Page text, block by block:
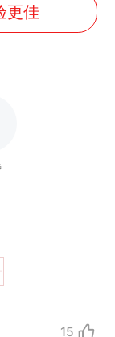
更佳
15